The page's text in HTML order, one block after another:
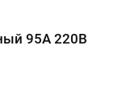
95А 220В